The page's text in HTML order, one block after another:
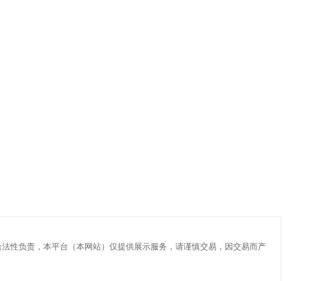
性负责，本平台（本网站）仅提供展示服务，请谨慎交易，因交易而产